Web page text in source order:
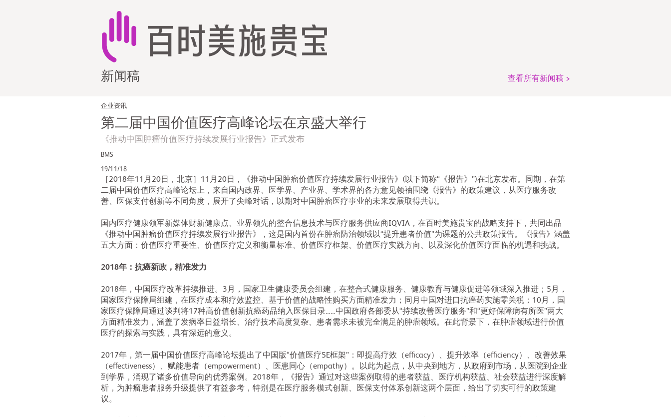
新闻稿 查看所有新闻稿 >
企业资讯
第二届中国价值医疗高峰论坛在京盛大举行
《推动中国肿瘤价值医疗持续发展行业报告》正式发布
BMS
19/11/18
［2018年11月20日，北京］11月20日，《推动中国肿瘤价值医疗持续发展行业报告》(以下简称“《报告》”)在北京发布。同期，在第
二届中国价值医疗高峰论坛上，来自国内政界、医学界、产业界、学术界的各方意见领袖围绕《报告》的政策建议，从医疗服务改
善、医保支付创新等不同角度，展开了尖峰对话，以期对中国肿瘤医疗事业的未来发展取得共识。
国内医疗健康领军新媒体财新健康点、业界领先的整合信息技术与医疗服务供应商IQVIA，在百时美施贵宝的战略支持下，共同出品
《推动中国肿瘤价值医疗持续发展行业报告》，这是国内首份在肿瘤防治领域以“提升患者价值”为课题的公共政策报告。《报告》涵盖
五大方面：价值医疗重要性、价值医疗定义和衡量标准、价值医疗框架、价值医疗实践方向、以及深化价值医疗面临的机遇和挑战。
2018年：抗癌新政，精准发力
2018年，中国医疗改革持续推进。3月，国家卫生健康委员会组建，在整合式健康服务、健康教育与健康促进等领域深入推进；5月，
国家医疗保障局组建，在医疗成本和疗效监控、基于价值的战略性购买方面精准发力；同月中国对进口抗癌药实施零关税；10月，国
家医疗保障局通过谈判将17种高价值创新抗癌药品纳入医保目录……中国政府各部委从“持续改善医疗服务”和“更好保障病有所医”两大
方面精准发力，涵盖了发病率日益增长、治疗技术高度复杂、患者需求未被完全满足的肿瘤领域。在此背景下，在肿瘤领域进行价值
医疗的探索与实践，具有深远的意义。
2017年，第一届中国价值医疗高峰论坛提出了中国版“价值医疗5E框架”：即提高疗效（efficacy）、提升效率（efficiency）、改善效果
（effectiveness）、赋能患者（empowerment）、医患同心（empathy）。以此为起点，从中央到地方，从政府到市场，从医院到企业
到学界，涌现了诸多价值导向的优秀案例。2018年，《报告》通过对这些案例取得的患者获益、医疗机构获益、社会获益进行深度解
析，为肿瘤患者服务升级提供了有益参考，特别是在医疗服务模式创新、医保支付体系创新这两个层面，给出了切实可行的政策建
议。